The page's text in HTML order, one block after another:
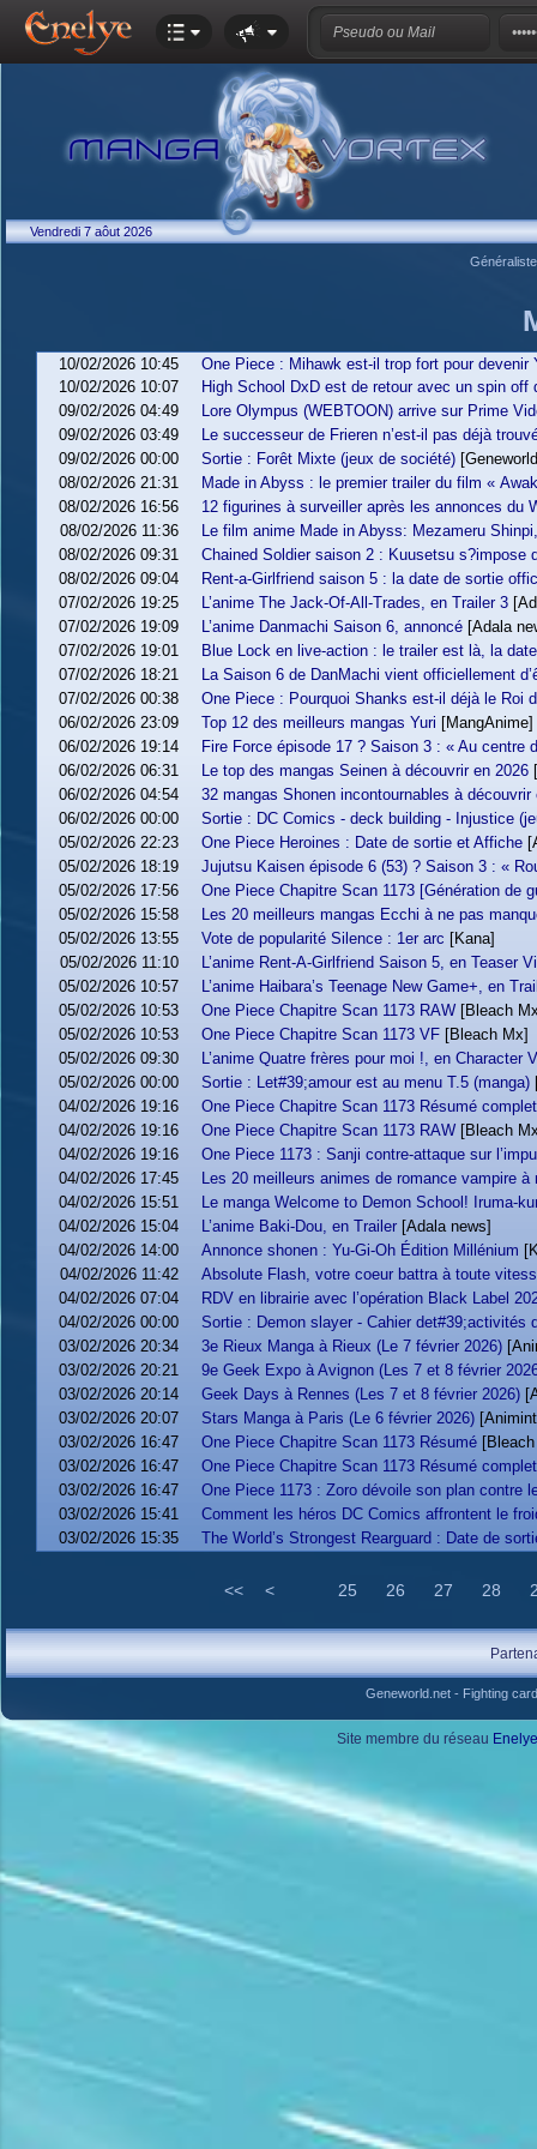
Vendredi 7 aôut 2026
10/02/2026 10:45
One Piece : Mihawk est-il trop fort pour devenir
10/02/2026 10:07
High School DxD est de retour avec un spin off
09/02/2026 04:49
Lore Olympus (WEBTOON) arrive sur Prime
09/02/2026 03:49
Le successeur de Frieren n’est-il pas déjà
09/02/2026 00:00
Sortie : Forêt Mixte (jeux de société)
08/02/2026 21:31
Made in Abyss : le premier trailer du film «
08/02/2026 16:56
12 figurines à surveiller après les annonces du
08/02/2026 11:36
Le film anime Made in Abyss: Mezameru
08/02/2026 09:31
Chained Soldier saison 2 : Kuusetsu s?impose
08/02/2026 09:04
Rent-a-Girlfriend saison 5 : la date de sortie
07/02/2026 19:25
L’anime The Jack-Of-All-Trades, en Trailer 3
07/02/2026 19:09
L’anime Danmachi Saison 6, annoncé [Adala
07/02/2026 19:01
Blue Lock en live-action : le trailer est là, la
07/02/2026 18:21
La Saison 6 de DanMachi vient officiellement
07/02/2026 00:38
One Piece : Pourquoi Shanks est-il déjà le Roi
06/02/2026 23:09
Top 12 des meilleurs mangas Yuri [MangAnime]
06/02/2026 19:14
Fire Force épisode 17 ? Saison 3 : « Au centre
06/02/2026 06:31
Le top des mangas Seinen à découvrir en 2026
06/02/2026 04:54
32 mangas Shonen incontournables à découvrir
06/02/2026 00:00
Sortie : DC Comics - deck building - Injustice
05/02/2026 22:23
One Piece Heroines : Date de sortie et Affiche
05/02/2026 18:19
Jujutsu Kaisen épisode 6 (53) ? Saison 3 : «
05/02/2026 17:56
One Piece Chapitre Scan 1173 [Génération de
05/02/2026 15:58
Les 20 meilleurs mangas Ecchi à ne pas
05/02/2026 13:55
Vote de popularité Silence : 1er arc [Kana]
05/02/2026 11:10
L’anime Rent-A-Girlfriend Saison 5, en Teaser
05/02/2026 10:57
L’anime Haibara’s Teenage New Game+, en
05/02/2026 10:53
One Piece Chapitre Scan 1173 RAW [Bleach
05/02/2026 10:53
One Piece Chapitre Scan 1173 VF [Bleach Mx]
05/02/2026 09:30
L’anime Quatre frères pour moi !, en Character
05/02/2026 00:00
Sortie : Let#39;amour est au menu T.5 (manga)
04/02/2026 19:16
One Piece Chapitre Scan 1173 Résumé complet
04/02/2026 19:16
One Piece Chapitre Scan 1173 RAW [Bleach
04/02/2026 19:16
One Piece 1173 : Sanji contre-attaque sur
04/02/2026 17:45
Les 20 meilleurs animes de romance vampire à
04/02/2026 15:51
Le manga Welcome to Demon School! Iruma-
04/02/2026 15:04
L’anime Baki-Dou, en Trailer [Adala news]
04/02/2026 14:00
Annonce shonen : Yu-Gi-Oh Édition Millénium
04/02/2026 11:42
Absolute Flash, votre coeur battra à toute
04/02/2026 07:04
RDV en librairie avec l’opération Black Label
04/02/2026 00:00
Sortie : Demon slayer - Cahier det#39;activités
03/02/2026 20:34
3e Rieux Manga à Rieux (Le 7 février 2026)
03/02/2026 20:21
9e Geek Expo à Avignon (Les 7 et 8 février
03/02/2026 20:14
Geek Days à Rennes (Les 7 et 8 février 2026)
03/02/2026 20:07
Stars Manga à Paris (Le 6 février 2026)
03/02/2026 16:47
One Piece Chapitre Scan 1173 Résumé
03/02/2026 16:47
One Piece Chapitre Scan 1173 Résumé complet
03/02/2026 16:47
One Piece 1173 : Zoro dévoile son plan contre
03/02/2026 15:41
Comment les héros DC Comics affrontent le
03/02/2026 15:35
The World’s Strongest Rearguard : Date de
<< < 25 26 27 28
Geneworld.net- Fighting
Site membre du réseau Enelye